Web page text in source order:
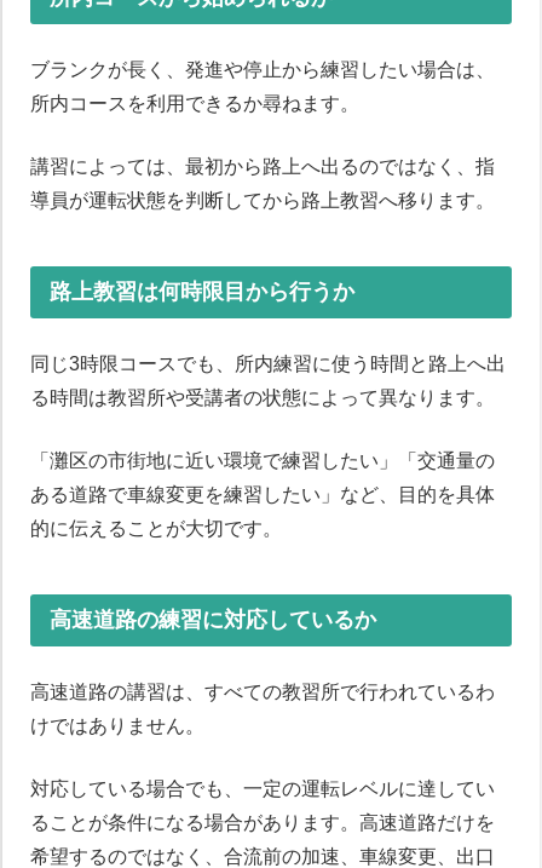
ブランクが長く、発進や停止から練習したい場合は、
所内コースを利用できるか尋ねます。
講習によっては、最初から路上へ出るのではなく、指
導員が運転状態を判断してから路上教習へ移ります。
路上教習は何時限目から行うか
同じ3時限コースでも、所内練習に使う時間と路上へ出
る時間は教習所や受講者の状態によって異なります。
「灘区の市街地に近い環境で練習したい」「交通量の
ある道路で車線変更を練習したい」など、目的を具体
的に伝えることが大切です。
高速道路の練習に対応しているか
高速道路の講習は、すべての教習所で行われているわ
けではありません。
対応している場合でも、一定の運転レベルに達してい
ることが条件になる場合があります。高速道路だけを
希望するのではなく、合流前の加速、車線変更、出口